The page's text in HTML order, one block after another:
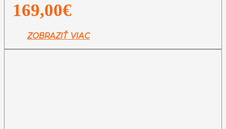
169,00€
ZOBRAZIŤ VIAC